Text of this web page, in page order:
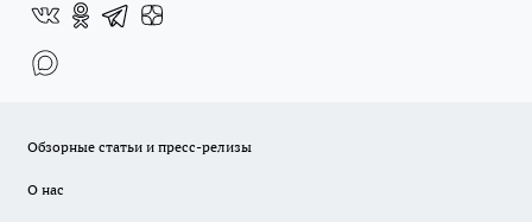
Обзорные статьи и пресс-релизы
О нас